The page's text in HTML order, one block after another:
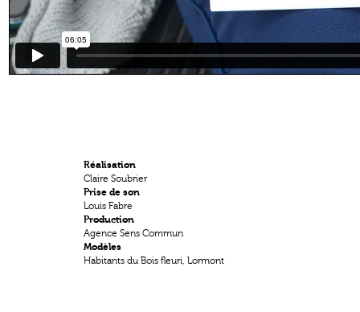
Réalisation
Claire Soubrier
Prise de son
Louis Fabre
Production
Agence Sens Commun
Modèles
Habitants du Bois fleuri, Lormont